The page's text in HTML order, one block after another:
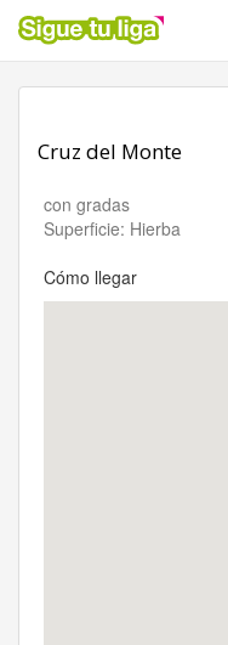
Cruz del Monte
con gradas
Superficie: Hierba
Cómo llegar